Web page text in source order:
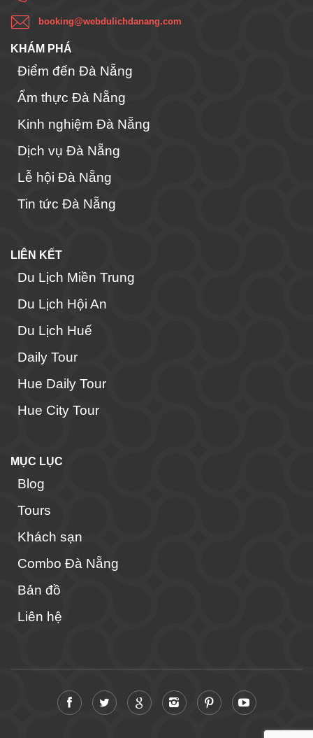
booking@webdulichdanang.com
KHÁM PHÁ
Điểm đến Đà Nẵng
Ẩm thực Đà Nẵng
Kinh nghiệm Đà Nẵng
Dịch vụ Đà Nẵng
Lễ hội Đà Nẵng
Tin tức Đà Nẵng
LIÊN KẾT
Du Lịch Miền Trung
Du Lịch Hội An
Du Lịch Huế
Daily Tour
Hue Daily Tour
Hue City Tour
MỤC LỤC
Blog
Tours
Khách sạn
Combo Đà Nẵng
Bản đồ
Liên hệ